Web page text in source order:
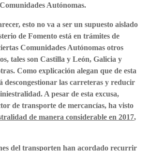
Autónomas.
esto no va a ser un supuesto aislado
de Fomento está en trámites de
Comunidades Autónomas otros
tales son Castilla y León, Galicia y
Como explicación alegan que de esta
descongestionar las carreteras y reducir
A pesar de esta excusa,
de transporte de mercancías, ha visto
de manera considerable en 2017,
del transporten han acordado recurrir